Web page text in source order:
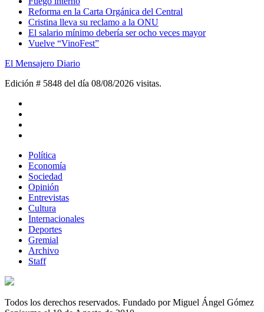
Reforma en la Carta Orgánica del Central
Cristina lleva su reclamo a la ONU
El salario mínimo debería ser ocho veces mayor
Vuelve “VinoFest”
El Mensajero Diario
Edición # 5848 del día 08/08/2026 visitas.
Política
Economía
Sociedad
Opinión
Entrevistas
Cultura
Internacionales
Deportes
Gremial
Archivo
Staff
Todos los derechos reservados. Fundado por Miguel Ángel Gómez